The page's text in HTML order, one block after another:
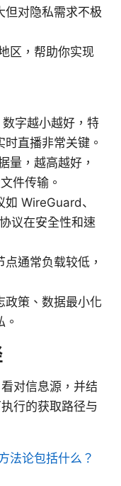
但对隐私需求不极
区，帮助你实现
字越小越好，特
直播非常关键。
量，越高越好，
件传输。
WireGuard、
议在安全性和速
通常负载较低，
政策、数据最小化
对信息源，并结
行的获取路径与
法论包括什么？